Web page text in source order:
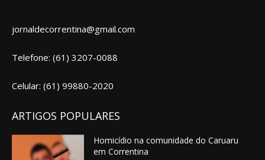
jornaldecorrentina@gmail.com
Telefone: (61) 3207-0088
Celular: (61) 99880-2020
ARTIGOS POPULARES
Homicídio na comunidade do Caruaru
em Correntina